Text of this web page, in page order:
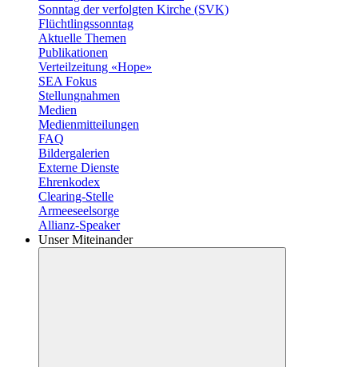
Sonntag der verfolgten Kirche (SVK)
Flüchtlingssonntag
Aktuelle Themen
Publikationen
Verteilzeitung «Hope»
SEA Fokus
Stellungnahmen
Medien
Medienmitteilungen
FAQ
Bildergalerien
Externe Dienste
Ehrenkodex
Clearing-Stelle
Armeeseelsorge
Allianz-Speaker
Unser Miteinander